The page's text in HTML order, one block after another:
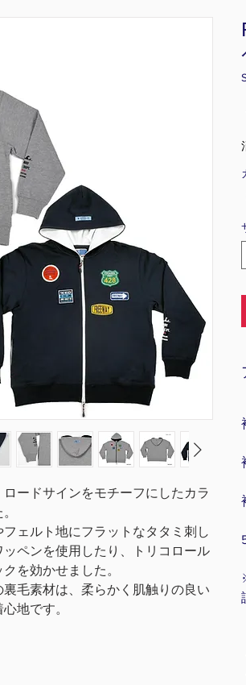
ードサインをモチーフにしたカラ
ェルト地にフラットなタタミ刺し
ペンを使用したり、トリコロール
を効かせました。
毛素材は、柔らかく肌触りの良い
地です。